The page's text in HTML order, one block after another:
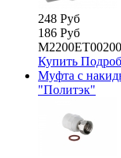
248 Руб
186 Руб
Купить
Муфта с
"Политэк"